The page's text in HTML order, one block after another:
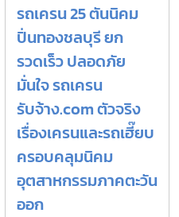
รถเครน 25 ตันนิคม
ปิ่นทองชลบุรี ยก
รวดเร็ว ปลอดภัย
มั่นใจ รถเครน
รับจ้าง.com ตัวจริง
เรื่องเครนและรถเฮี๊ยบ
ครอบคลุมนิคม
อุตสาหกรรมภาคตะวัน
ออก